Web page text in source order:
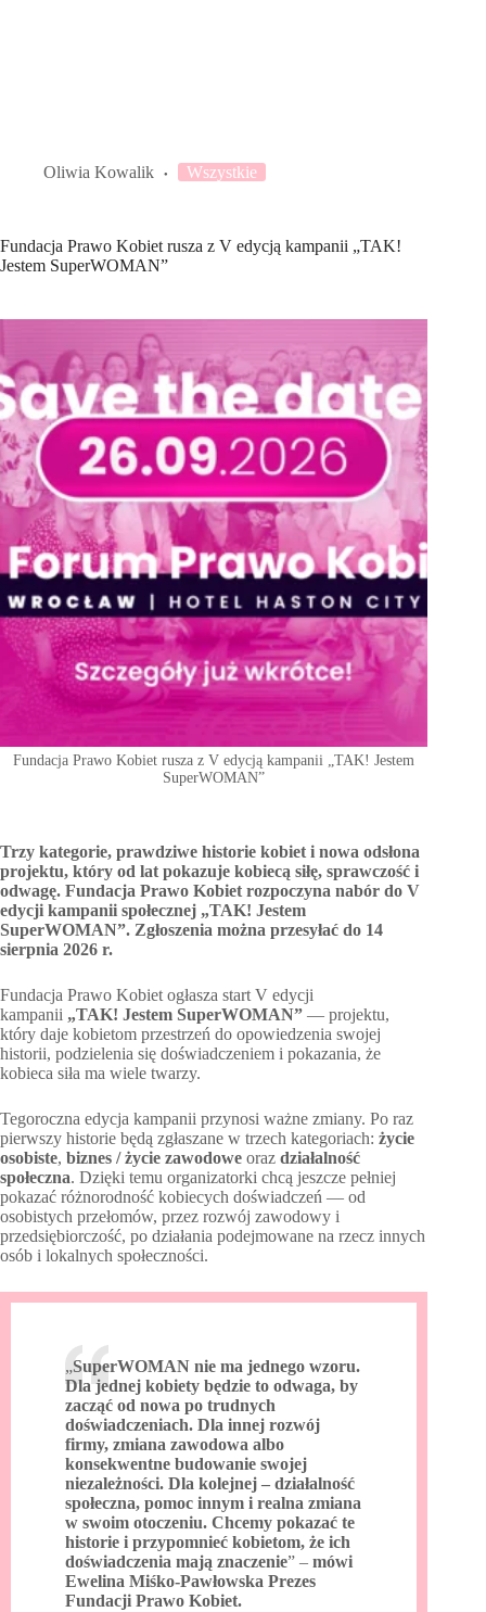
Oliwia Kowalik Wszystkie
Fundacja Prawo Kobiet rusza z V edycją kampanii „TAK!
Jestem SuperWOMAN”
Fundacja Prawo Kobiet rusza z V edycją kampanii „TAK! Jestem
SuperWOMAN”
Trzy kategorie, prawdziwe historie kobiet i nowa odsłona
projektu, który od lat pokazuje kobiecą siłę, sprawczość i
odwagę. Fundacja Prawo Kobiet rozpoczyna nabór do V
edycji kampanii społecznej „TAK! Jestem
SuperWOMAN”. Zgłoszenia można przesyłać do 14
sierpnia 2026 r.
Fundacja Prawo Kobiet ogłasza start V edycji
kampanii „TAK! Jestem SuperWOMAN” — projektu,
który daje kobietom przestrzeń do opowiedzenia swojej
historii, podzielenia się doświadczeniem i pokazania, że
kobieca siła ma wiele twarzy.
Tegoroczna edycja kampanii przynosi ważne zmiany. Po raz
pierwszy historie będą zgłaszane w trzech kategoriach: życie
osobiste, biznes / życie zawodowe oraz działalność
społeczna. Dzięki temu organizatorki chcą jeszcze pełniej
pokazać różnorodność kobiecych doświadczeń — od
osobistych przełomów, przez rozwój zawodowy i
przedsiębiorczość, po działania podejmowane na rzecz innych
osób i lokalnych społeczności.
„SuperWOMAN nie ma jednego wzoru.
Dla jednej kobiety będzie to odwaga, by
zacząć od nowa po trudnych
doświadczeniach. Dla innej rozwój
firmy, zmiana zawodowa albo
konsekwentne budowanie swojej
niezależności. Dla kolejnej – działalność
społeczna, pomoc innym i realna zmiana
w swoim otoczeniu. Chcemy pokazać te
historie i przypomnieć kobietom, że ich
doświadczenia mają znaczenie” – mówi
Ewelina Miśko-Pawłowska Prezes
Fundacji Prawo Kobiet.